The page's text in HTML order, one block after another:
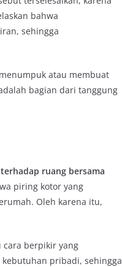
bahwa
sehingga
atau membuat
bagian dari tanggung
ruang bersama
piring kotor yang
Oleh karena itu,
cara berpikir yang
pribadi, sehingga